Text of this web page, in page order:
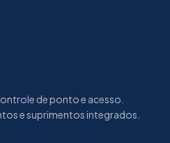
de ponto e acesso.
e suprimentos integrados.